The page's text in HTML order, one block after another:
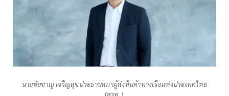
นายชัยชาญ เจริญสุขประธานสภาผู้ส่งสินค้าทางเรือแห่งประเทศไทย
(สรท.)